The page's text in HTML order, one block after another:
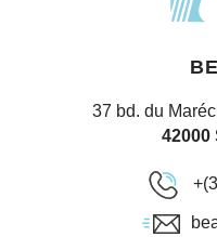
37 bd. du
42000